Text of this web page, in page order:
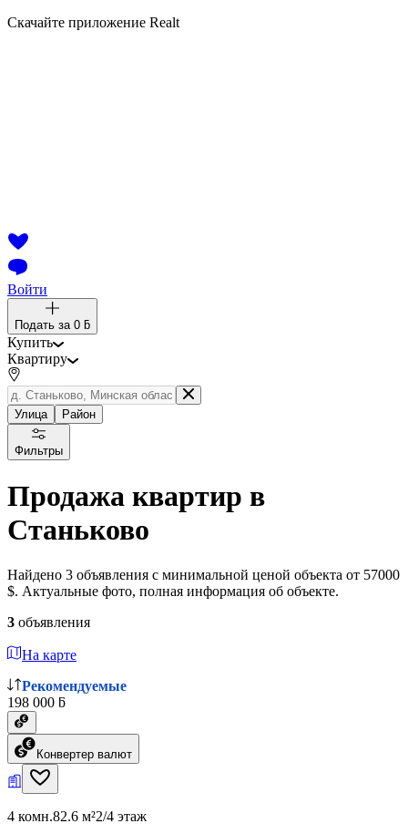
Скачайте приложение Realt
Войти
Подать за 0 ƃ
Купить
Квартиру
Улица Район
Фильтры
Продажа квартир в
Станьково
Найдено 3 объявления с минимальной ценой объекта от 57000
$. Актуальные фото, полная информация об объекте.
3 объявления
На карте
Рекомендуемые
198 000 ƃ
Конвертер валют
4 комн.82.6 м²2/4 этаж